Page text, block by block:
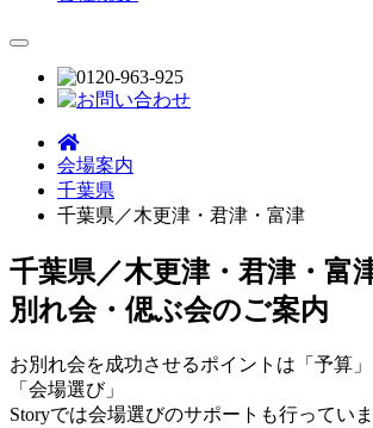
会場案内
千葉県
千葉県／木更津・君津・富津
千葉県／木更津・君津・富
別れ会・偲ぶ会のご案内
お別れ会を成功させるポイントは「予算
「会場選び」
Storyでは会場選びのサポートも行ってい